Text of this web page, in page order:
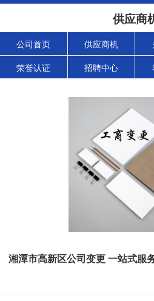
供应商
公司首页 供应商机
荣誉认证 招聘中心
湘潭市高新区公司变更 一站式服